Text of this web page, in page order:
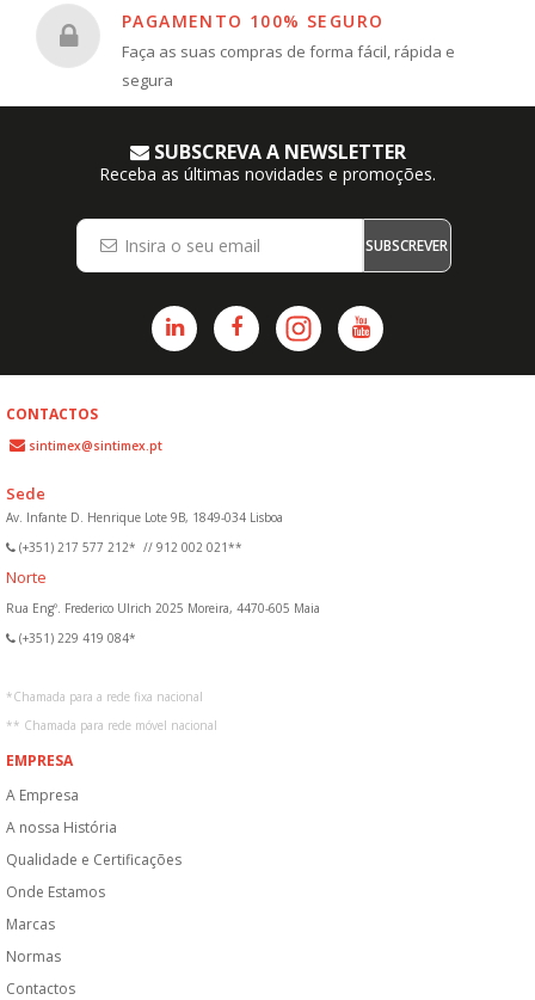
PAGAMENTO 100% SEGURO
Faça as suas compras de forma fácil, rápida e
segura
SUBSCREVA A NEWSLETTER
Receba as últimas novidades e promoções.
SUBSCREVER
CONTACTOS
sintimex@sintimex.pt
Sede
Av. Infante D. Henrique Lote 9B, 1849-034 Lisboa
(+351) 217 577 212* // 912 002 021**
Norte
Rua Engº. Frederico Ulrich 2025 Moreira, 4470-605 Maia
(+351) 229 419 084*
*Chamada para a rede fixa nacional
** Chamada para rede móvel nacional
EMPRESA
A Empresa
A nossa História
Qualidade e Certificações
Onde Estamos
Marcas
Normas
Contactos